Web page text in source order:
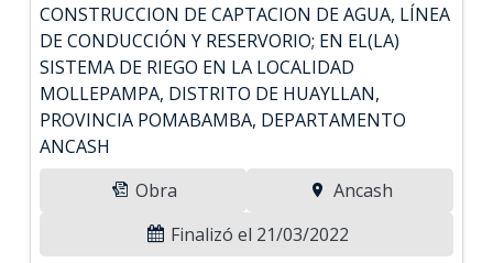
CONSTRUCCION DE CAPTACION DE AGUA, LÍNEA
DE CONDUCCIÓN Y RESERVORIO; EN EL(LA)
SISTEMA DE RIEGO EN LA LOCALIDAD
MOLLEPAMPA, DISTRITO DE HUAYLLAN,
PROVINCIA POMABAMBA, DEPARTAMENTO
ANCASH
Obra
Ancash
Finalizó el 21/03/2022